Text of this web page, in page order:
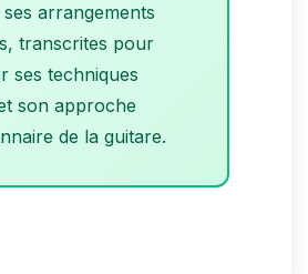
arrangements
transcrites pour
ses techniques
son approche
de la guitare.